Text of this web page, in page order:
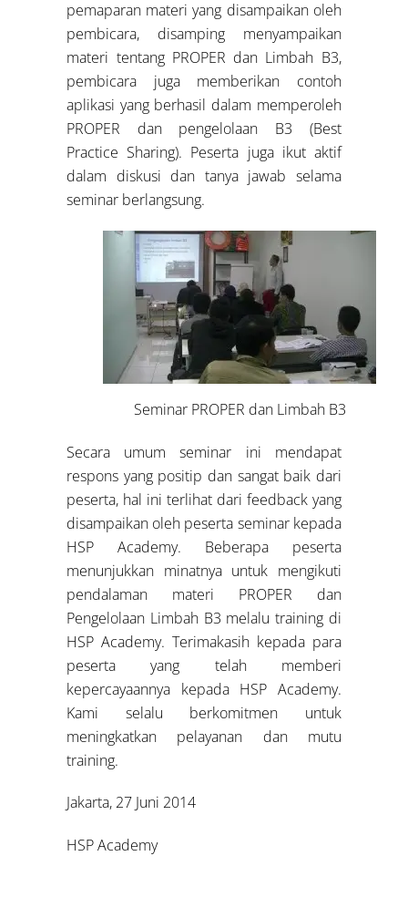
pemaparan materi yang disampaikan oleh
pembicara, disamping menyampaikan
materi tentang PROPER dan Limbah B3,
pembicara juga memberikan contoh
aplikasi yang berhasil dalam memperoleh
PROPER dan pengelolaan B3 (Best
Practice Sharing). Peserta juga ikut aktif
dalam diskusi dan tanya jawab selama
seminar berlangsung.
Seminar PROPER dan Limbah B3
Secara umum seminar ini mendapat
respons yang positip dan sangat baik dari
peserta, hal ini terlihat dari feedback yang
disampaikan oleh peserta seminar kepada
HSP Academy. Beberapa peserta
menunjukkan minatnya untuk mengikuti
pendalaman materi PROPER dan
Pengelolaan Limbah B3 melalu training di
HSP Academy. Terimakasih kepada para
peserta yang telah memberi
kepercayaannya kepada HSP Academy.
Kami selalu berkomitmen untuk
meningkatkan pelayanan dan mutu
training.
Jakarta, 27 Juni 2014
HSP Academy